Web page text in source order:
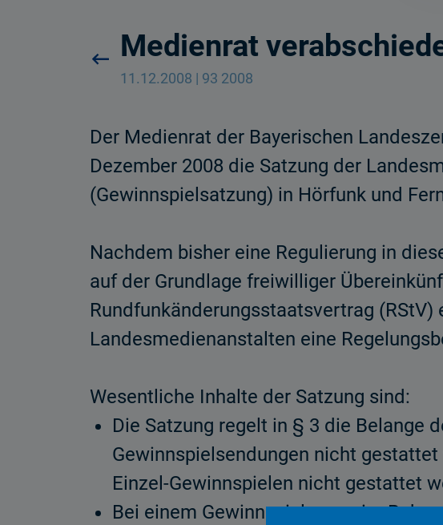
Medienrat
11.12.2008 | 93 2008
Der Medienrat der Bayerischen
Dezember 2008 die Satzung der
(Gewinnspielsatzung) in Hörfunk und
Nachdem bisher eine Regulierung in
auf der Grundlage freiwilliger
Rundfunkänderungsstaatsvertrag
Landesmedienanstalten eine
Wesentliche Inhalte der Satzung sind:
Die Satzung regelt in § 3 die Belange
Gewinnspielsendungen nicht
Einzel-Gewinnspielen nicht gestattet
Bei einem Gewinnspiel muss im